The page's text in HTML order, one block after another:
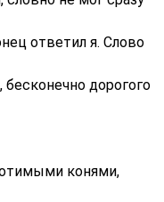
ответил я. Слово
дорогого
конями,